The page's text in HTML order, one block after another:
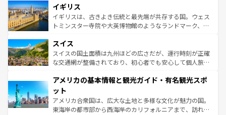
香り高いラベンダー畑など、多彩な楽しみ方が可能だ。さ
らに、パリ以外の地域にも魅力が溢れており、どの街角に
も豊かな歴史と文化が息づいている。パリ以外の個性あふ
を参照してほしい。
顔を持つこの国は、どこを歩いても飽きることがない。ベ
ルリンの文化的活気、バイエルン州のアルプスの絶景、そ
してライン川沿いのワイン畑といった風景は必見。ビール
は、お酒好きな人にはぜひ体験してほしい。 なお、新着の
ドイツ情報はコンテンツ一覧を参照してほしい。
イギリス
イギリスは、古きよき伝統と最先端が共存する国。ウェス
トミンスター寺院や大英博物館のようなランドマーク、歴
リアごとに異なる魅力がある。また、優雅なアフタヌーン
ティー、ビール好きにはたまらない英国パブ、サッカー観
戦など、本場だからこそできる体験も豊富。イギリスを旅
ンツ一覧を参照してほしい。
スイス
スイスの国土面積は九州ほどの広さだが、運行時刻が正確
な交通網が整備されており、初心者でも安心して個人旅行
の建物がそのまま残る町や、スイスならではのユニークな
博物館もあり、アルプス観光だけでなく町歩きも満喫する
ことができる。国民の所得が高いため物価も高いが、旅行
者向けの交通パス提供のサービスもあり、うまく活用すれ
アメリカの基本情報と観光ガイド・有名観光スポ
ット
アメリカ合衆国は、広大な土地と多様な文化が魅力の国。
東海岸の都市部から西海岸のカリフォルニアまで、訪れる